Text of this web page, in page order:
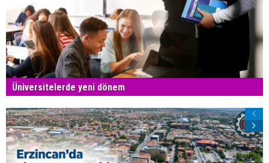
Üniversitelerde yeni dönem